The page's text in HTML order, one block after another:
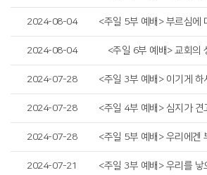
2024-08-04
2024-08-04 <주일 6부 예배> 교회의
2024-07-28
2024-07-28
2024-07-28
2024-07-21